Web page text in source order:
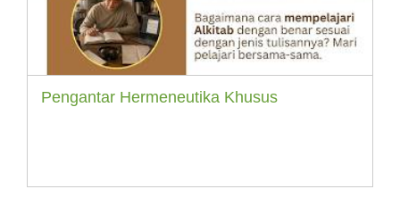
Pengantar Hermeneutika Khusus